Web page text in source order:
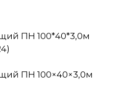
ПН 100*40*3,0м
ПН 100×40×3,0м